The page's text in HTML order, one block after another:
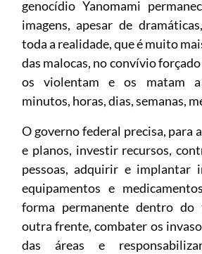
genocídio Yanomami
imagens, apesar de
toda a realidade, que é muito
das malocas, no convívio
os violentam e os matam a
minutos, horas, dias, semanas,
O governo federal precisa, para
e planos, investir recursos,
pessoas, adquirir e implantar
equipamentos e
forma permanente dentro
outra frente, combater os
das áreas e